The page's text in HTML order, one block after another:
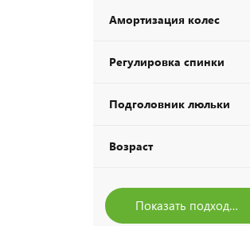
Амортизация колес
Регулировка спинки
Подголовник люльки
Возраст